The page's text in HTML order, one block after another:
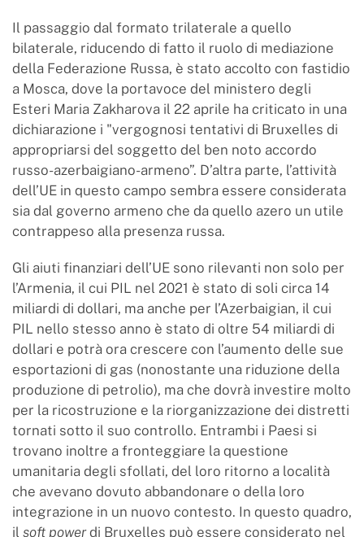
Il passaggio dal formato trilaterale a quello
bilaterale, riducendo di fatto il ruolo di mediazione
della Federazione Russa, è stato accolto con fastidio
a Mosca, dove la portavoce del ministero degli
Esteri Maria Zakharova il 22 aprile ha criticato in una
dichiarazione i "vergognosi tentativi di Bruxelles di
appropriarsi del soggetto del ben noto accordo
russo-azerbaigiano-armeno”. D’altra parte, l’attività
dell’UE in questo campo sembra essere considerata
sia dal governo armeno che da quello azero un utile
contrappeso alla presenza russa.
Gli aiuti finanziari dell’UE sono rilevanti non solo per
l’Armenia, il cui PIL nel 2021 è stato di soli circa 14
miliardi di dollari, ma anche per l’Azerbaigian, il cui
PIL nello stesso anno è stato di oltre 54 miliardi di
dollari e potrà ora crescere con l’aumento delle sue
esportazioni di gas (nonostante una riduzione della
produzione di petrolio), ma che dovrà investire molto
per la ricostruzione e la riorganizzazione dei distretti
tornati sotto il suo controllo. Entrambi i Paesi si
trovano inoltre a fronteggiare la questione
umanitaria degli sfollati, del loro ritorno a località
che avevano dovuto abbandonare o della loro
integrazione in un nuovo contesto. In questo quadro,
il soft powerdi Bruxelles può essere considerato nel